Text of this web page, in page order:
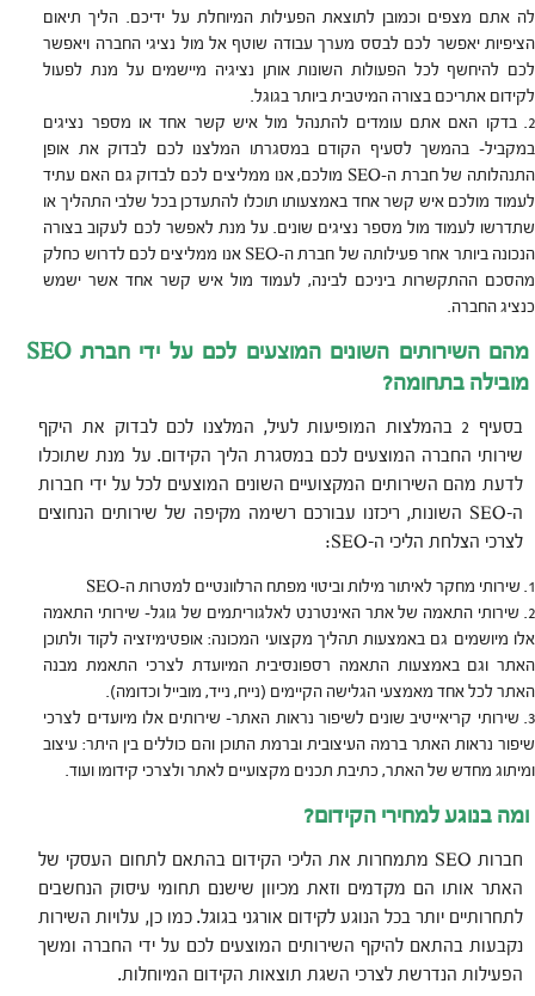
לה אתם מצפים וכמובן לתוצאת הפעילות המיוחלת על ידיכם. הליך תיאום
הציפיות יאפשר לכם לבסס מערך עבודה שוטף אל מול נציגי החברה ויאפשר
לכם להיחשף לכל הפעולות השונות אותן נציגיה מיישמים על מנת לפעול
לקידום אתריכם בצורה המיטבית ביותר בגוגל.
בדקו האם אתם עומדים להתנהל מול איש קשר אחד או מספר נציגים
במקביל- בהמשך לסעיף הקודם במסגרתו המלצנו לכם לבדוק את אופן
התנהלותה של חברת ה-SEO מולכם, אנו ממליצים לכם לבדוק גם האם עתיד
לעמוד מולכם איש קשר אחד באמצעותו תוכלו להתעדכן בכל שלבי התהליך או
שתדרשו לעמוד מול מספר נציגים שונים. על מנת לאפשר לכם לעקוב בצורה
הנכונה ביותר אחר פעילותה של חברת ה-SEO אנו ממליצים לכם לדרוש כחלק
מהסכם ההתקשרות ביניכם לבינה, לעמוד מול איש קשר אחד אשר ישמש
כנציג החברה.
מהם השירותים השונים המוצעים לכם על ידי חברתSEO
מובילה בתחומה?
בסעיף 2 בהמלצות המופיעות לעיל, המלצנו לכם לבדוק את היקף
שירותי החברה המוצעים לכם במסגרת הליך הקידום. על מנת שתוכלו
לדעת מהם השירותים המקצועיים השונים המוצעים לכל על ידי חברות
ה-SEO השונות, ריכזנו עבורכם רשימה מקיפה של שירותים הנחוצים
לצרכי הצלחת הליכי ה-SEO:
שירותי מחקר לאיתור מילות וביטוי מפתח הרלוונטיים למטרות ה-SEO
שירותי התאמה של אתר האינטרנט לאלגוריתמים של גוגל- שירותי התאמה
אלו מיושמים גם באמצעות תהליך מקצועי המכונה: אופטימיזציה לקוד ולתוכן
האתר וגם באמצעות התאמה רספונסיבית המיועדת לצרכי התאמת מבנה
האתר לכל אחד מאמצעי הגלישה הקיימים (נייח, נייד, מובייל וכדומה).
שירותי קריאייטיב שונים לשיפור נראות האתר- שירותים אלו מיועדים לצרכי
שיפור נראות האתר ברמה העיצובית וברמת התוכן והם כוללים בין היתר: עיצוב
ומיתוג מחדש של האתר, כתיבת תכנים מקצועיים לאתר ולצרכי קידומו ועוד.
ומה בנוגע למחירי הקידום?
חברות SEO מתמחרות את הליכי הקידום בהתאם לתחום העסקי של
האתר אותו הם מקדמים וזאת מכיוון שישנם תחומי עיסוק הנחשבים
לתחרותיים יותר בכל הנוגע לקידום אורגני בגוגל. כמו כן, עלויות השירות
נקבעות בהתאם להיקף השירותים המוצעים לכם על ידי החברה ומשך
הפעילות הנדרשת לצרכי השגת תוצאות הקידום המיוחלות.